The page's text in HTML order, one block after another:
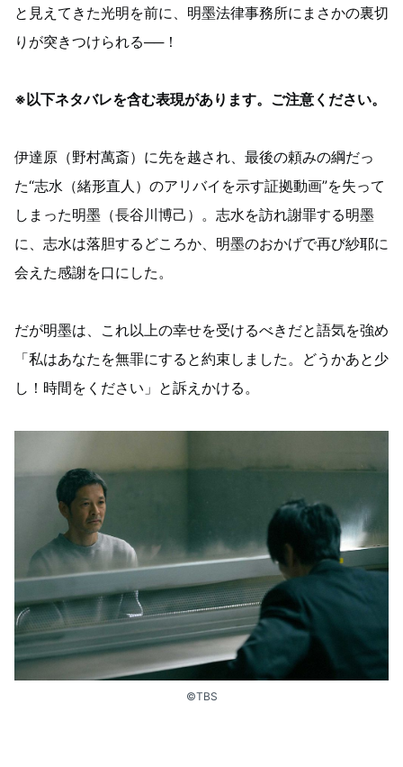
と見えてきた光明を前に、明墨法律事務所にまさかの裏切
りが突きつけられる──！
※以下ネタバレを含む表現があります。ご注意ください。
伊達原（野村萬斎）に先を越され、最後の頼みの綱だっ
た“志水（緒形直人）のアリバイを示す証拠動画”を失って
しまった明墨（長谷川博己）。志水を訪れ謝罪する明墨
に、志水は落胆するどころか、明墨のおかげで再び紗耶に
会えた感謝を口にした。
だが明墨は、これ以上の幸せを受けるべきだと語気を強め
「私はあなたを無罪にすると約束しました。どうかあと少
し！時間をください」と訴えかける。
©TBS